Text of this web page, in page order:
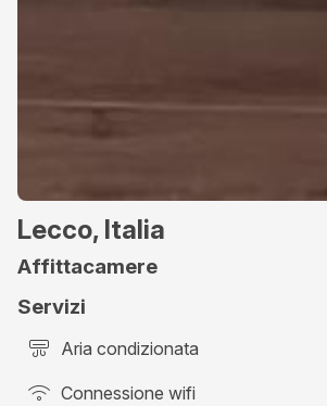
Lecco, Italia
Affittacamere
Servizi
Aria condizionata
Connessione wifi